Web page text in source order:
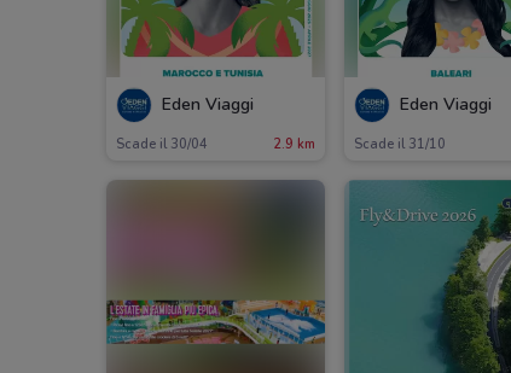
Eden Viaggi
Scade il 30/04 2.9 km
Eden Viaggi
Scade il 31/10